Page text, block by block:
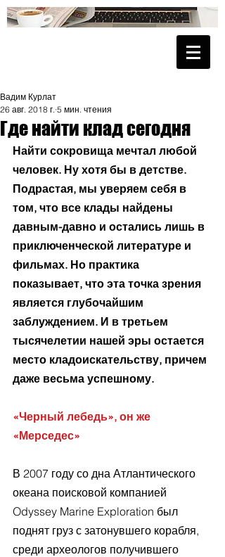
Где найти клад сегодня
Вадим Курлат
26 авг. 2018 г. 5 мин. чтения
Найти сокровища мечтал любой
человек. Ну хотя бы в детстве.
Подрастая, мы уверяем себя в
том, что все клады найдены
давным-давно и остались лишь в
приключенческой литературе и
фильмах. Но практика
показывает, что эта точка зрения
является глубочайшим
заблуждением. И в третьем
тысячелетии нашей эры остается
место кладоискательству, причем
даже весьма успешному.
«Черный лебедь», он же
«Мерседес»
В 2007 году со дна Атлантического
океана поисковой компанией
Odyssey Marine Exploration был
поднят груз с затонувшего корабля,
среди археологов получившего